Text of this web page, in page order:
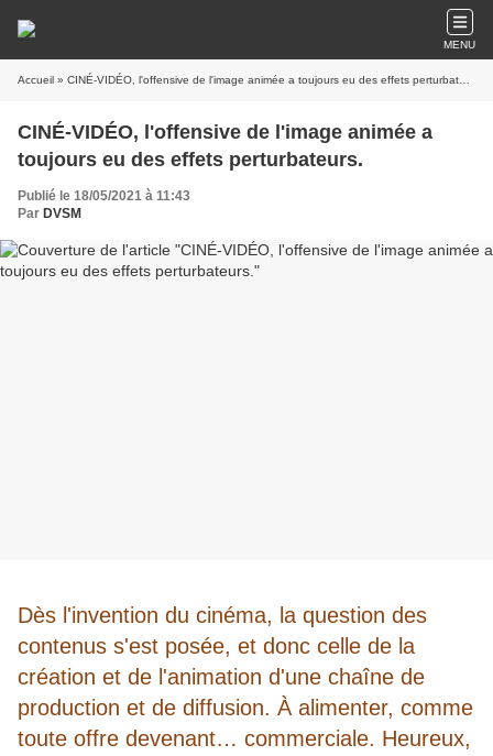
MENU
Accueil » CINÉ-VIDÉO, l'offensive de l'image animée a toujours eu des effets perturbateurs.
CINÉ-VIDÉO, l'offensive de l'image animée a
toujours eu des effets perturbateurs.
Publié le 18/05/2021 à 11:43
Par DVSM
Dès l'invention du cinéma, la question des
contenus s'est posée, et donc celle de la
création et de l'animation d'une chaîne de
production et de diffusion. À alimenter, comme
toute offre devenant… commerciale. Heureux,